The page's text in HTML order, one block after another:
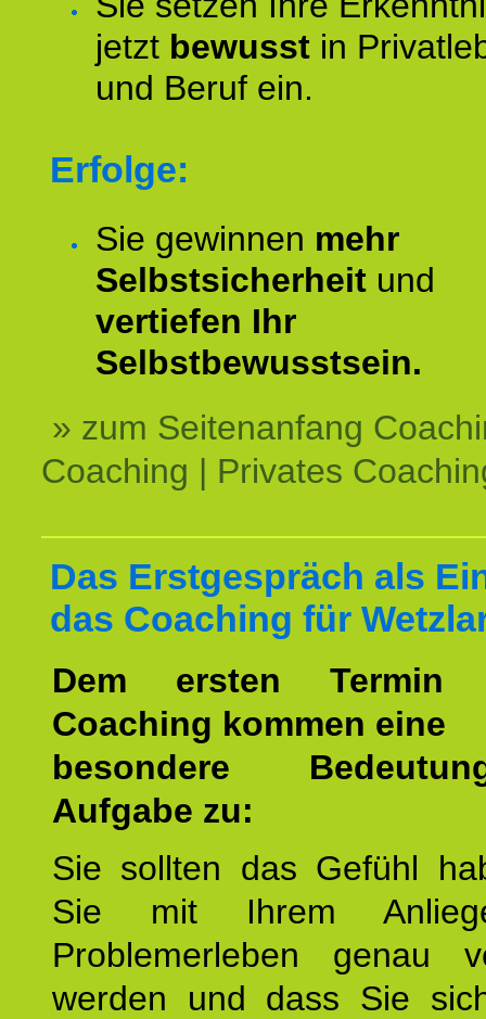
jetzt bewusst in
und Beruf ein.
Erfolge:
Sie gewinnen mehr
Selbstsicherheit und
vertiefen Ihr
Selbstbewusstsein.
» zum Seitenanfang
Coaching | Privates
Das Erstgespräch als
das Coaching für
Dem ersten
Coaching kommen eine
besondere
Aufgabe zu:
Sie sollten das Gefühl
Sie mit Ihrem
Problemerleben genau
werden und dass Sie